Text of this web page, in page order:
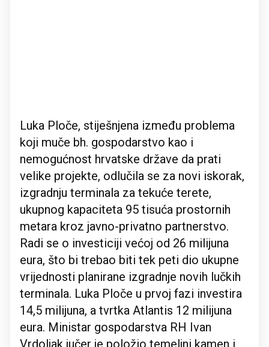
Luka Ploče, stiješnjena između problema
koji muče bh. gospodarstvo kao i
nemogućnost hrvatske države da prati
velike projekte, odlučila se za novi iskorak,
izgradnju terminala za tekuće terete,
ukupnog kapaciteta 95 tisuća prostornih
metara kroz javno-privatno partnerstvo.
Radi se o investiciji većoj od 26 milijuna
eura, što bi trebao biti tek peti dio ukupne
vrijednosti planirane izgradnje novih lučkih
terminala. Luka Ploče u prvoj fazi investira
14,5 milijuna, a tvrtka Atlantis 12 milijuna
eura. Ministar gospodarstva RH Ivan